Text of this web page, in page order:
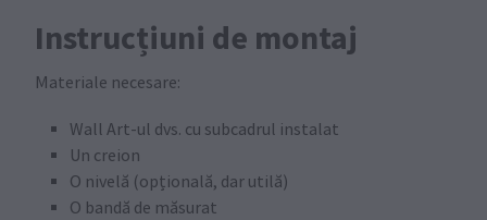
Instrucțiuni de montaj
Materiale necesare:
Wall Art-ul dvs. cu subcadrul instalat
Un creion
O nivelă (opțională, dar utilă)
O bandă de măsurat